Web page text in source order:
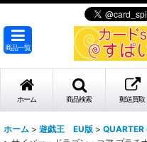
商品一覧
ホーム 商品検索 郵送買取
ホーム > 遊戯王 EU版 >